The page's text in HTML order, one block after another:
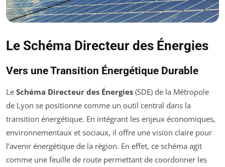
Le Schéma Directeur des Énergies
Vers une Transition Énergétique Durable
Le Schéma Directeur des Énergies (SDE) de la Métropole
de Lyon se positionne comme un outil central dans la
transition énergétique. En intégrant les enjeux économiques,
environnementaux et sociaux, il offre une vision claire pour
l’avenir énergétique de la région. En effet, ce schéma agit
comme une feuille de route permettant de coordonner les